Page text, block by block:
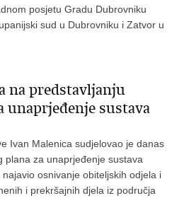
posjetu Gradu Dubrovniku
sud u Dubrovniku i Zatvor u
na predstavljanju
unaprjeđenje sustava
Ivan Malenica sudjelovao je danas
plana za unaprjeđenje sustava
osnivanje obiteljskih odjela i
i prekršajnih djela iz područja